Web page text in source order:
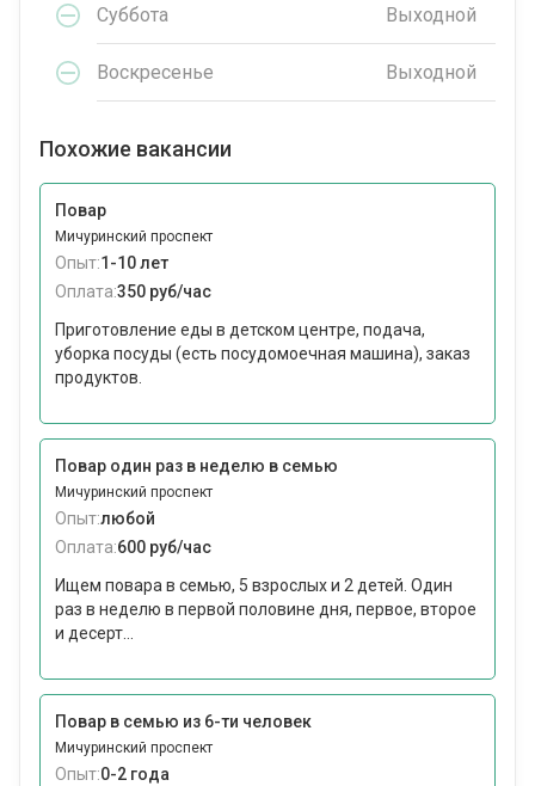
Суббота Выходной
Воскресенье Выходной
Похожие вакансии
Повар
Мичуринский проспект
Опыт:1-10 лет
Оплата:350 руб/час
Приготовление еды в детском центре, подача,
уборка посуды (есть посудомоечная машина), заказ
продуктов.
Повар один раз в неделю в семью
Мичуринский проспект
Опыт:любой
Оплата:600 руб/час
Ищем повара в семью, 5 взрослых и 2 детей. Один
раз в неделю в первой половине дня, первое, второе
и десерт...
Повар в семью из 6-ти человек
Мичуринский проспект
Опыт:0-2 года